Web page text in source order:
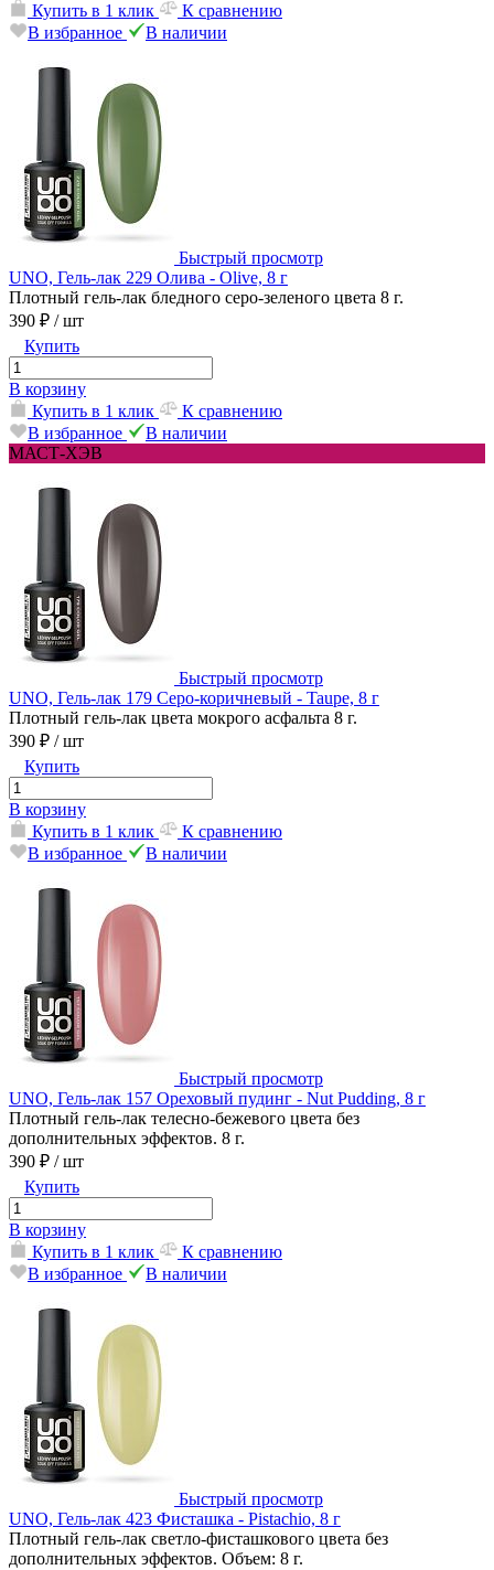
Купить в 1 клик
К сравнению
В избранное
В наличии
Быстрый просмотр
UNO, Гель-лак 229 Олива - Olive, 8 г
Плотный гель-лак бледного серо-зеленого цвета 8 г.
390 ₽ / шт
Купить
В корзину
Купить в 1 клик
К сравнению
В избранное
В наличии
МАСТ-ХЭВ
Быстрый просмотр
UNO, Гель-лак 179 Серо-коричневый - Taupe, 8 г
Плотный гель-лак цвета мокрого асфальта 8 г.
390 ₽ / шт
Купить
В корзину
Купить в 1 клик
К сравнению
В избранное
В наличии
Быстрый просмотр
UNO, Гель-лак 157 Ореховый пудинг - Nut Pudding, 8 г
Плотный гель-лак телесно-бежевого цвета без
дополнительных эффектов. 8 г.
390 ₽ / шт
Купить
В корзину
Купить в 1 клик
К сравнению
В избранное
В наличии
Быстрый просмотр
UNO, Гель-лак 423 Фисташка - Pistachio, 8 г
Плотный гель-лак светло-фисташкового цвета без
дополнительных эффектов. Объем: 8 г.